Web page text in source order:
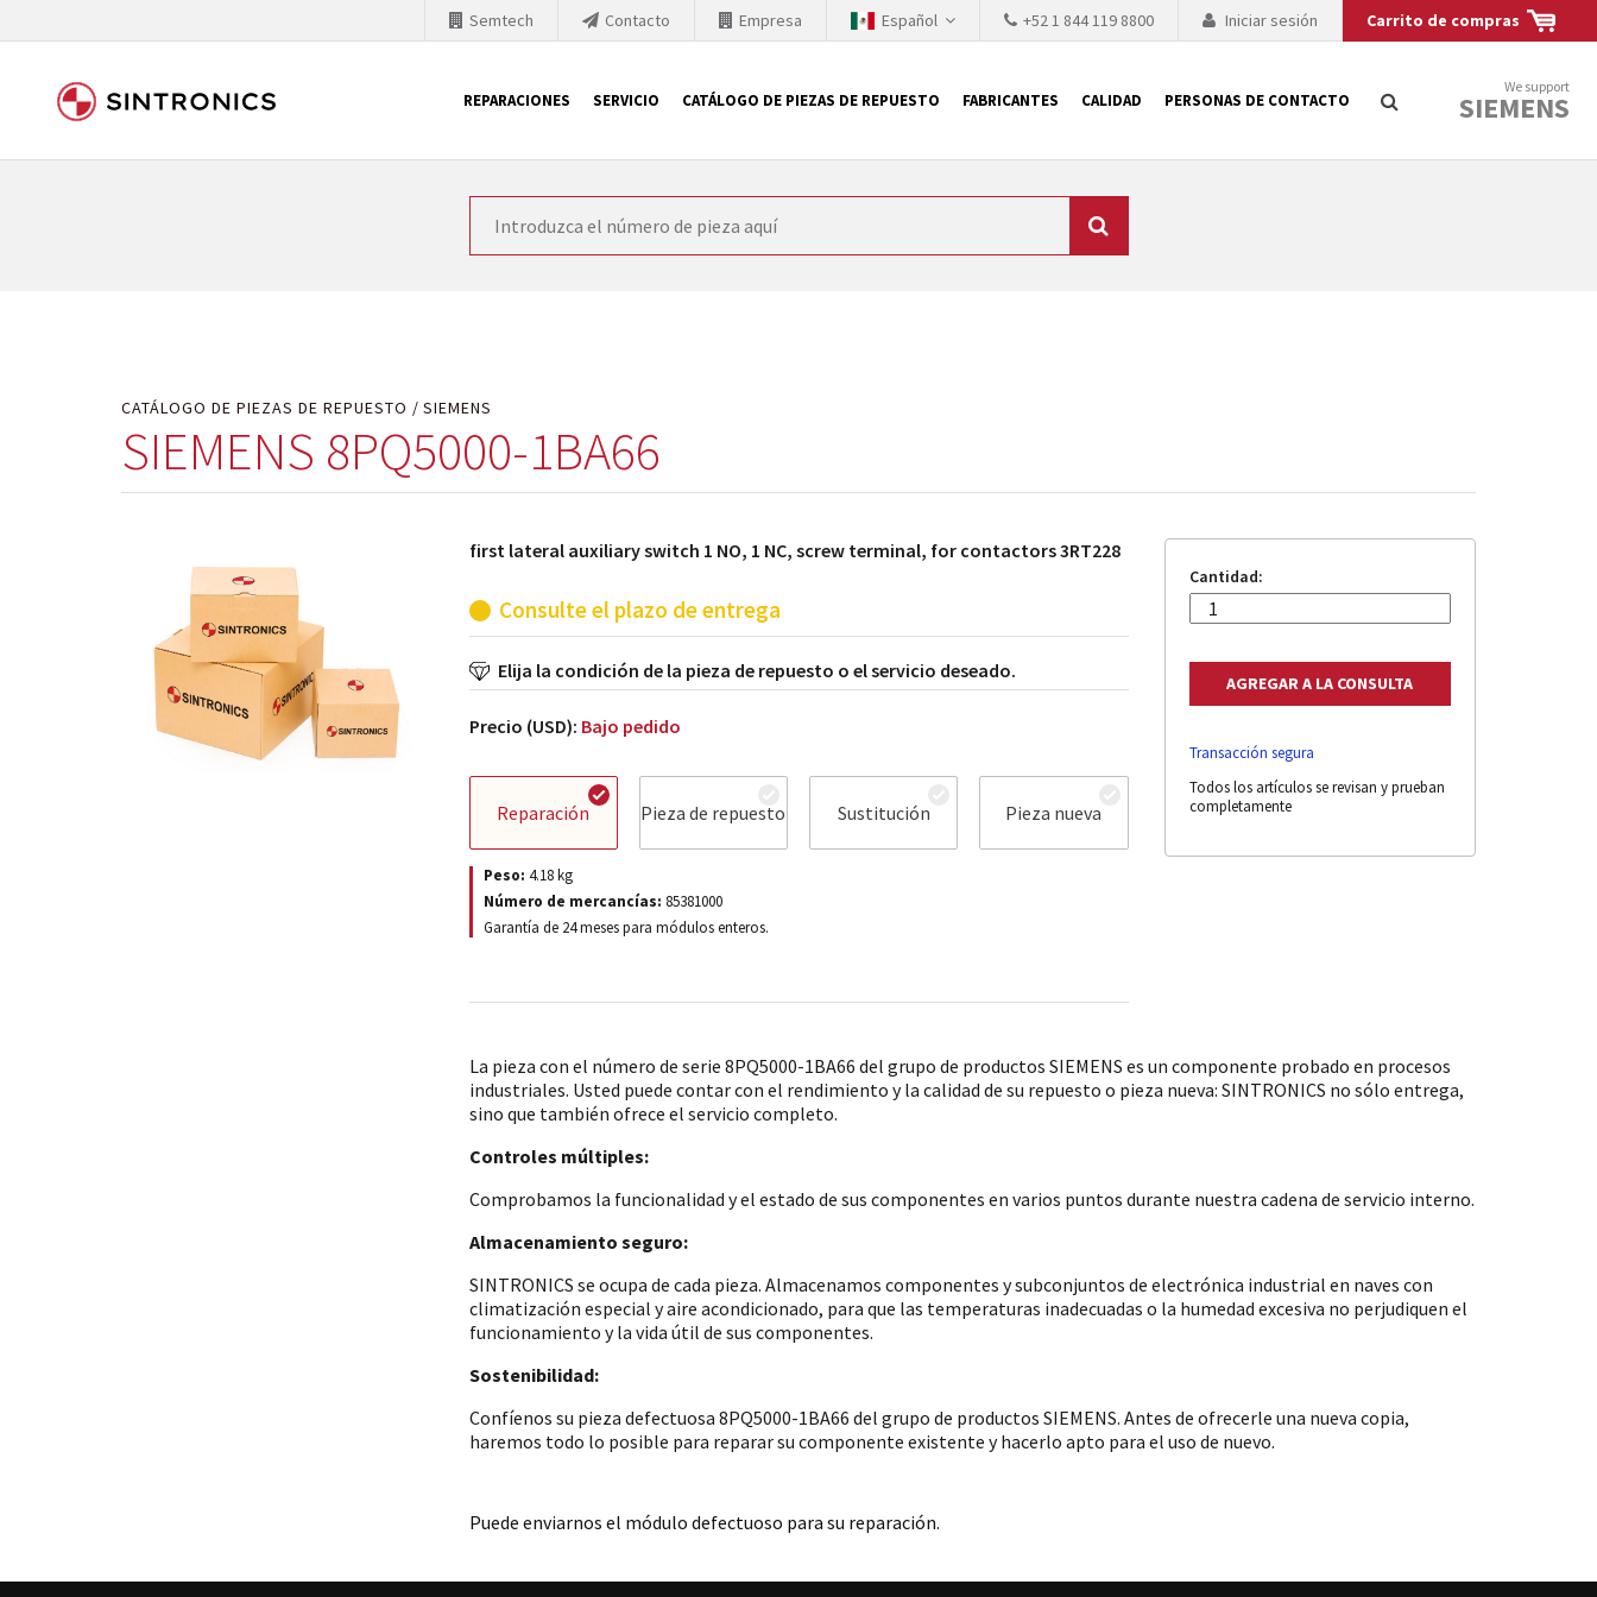
Carrito de compras
Iniciar sesión
+52 1 844 119 8800
Español
Empresa
Contacto
Semtech
REPARACIONES SERVICIO CATÁLOGO DE PIEZAS DE REPUESTO FABRICANTES CALIDAD PERSONAS DE CONTACTO
We support
SIEMENS
Nuestra colaboración con SIEMENS
de módulos descontinuados por módulos del propio almacén.
CATÁLOGO DE PIEZAS DE REPUESTO SIEMENS
SIEMENS 8PQ5000-1BA66
first lateral auxiliary switch 1 NO, 1 NC, screw terminal, for contactors 3RT228
Consulte el plazo de entrega
Elija la condición de la pieza de repuesto o el servicio deseado.
Precio (USD): Bajo pedido
Reparación Pieza de repuesto Sustitución Pieza nueva
Peso: 4.18kg
Número de mercancías: 85381000
Garantía de 24 meses para módulos enteros.
Cantidad:
Transacción segura
Todos los artículos se revisan y prueban
completamente
La pieza con el número de serie 8PQ5000-1BA66 del grupo de productos SIEMENS es un componente probado en procesos
industriales. Usted puede contar con el rendimiento y la calidad de su repuesto o pieza nueva: SINTRONICS no sólo entrega,
sino que también ofrece el servicio completo.
Controles múltiples:
Comprobamos la funcionalidad y el estado de sus componentes en varios puntos durante nuestra cadena de servicio interno.
Almacenamiento seguro:
SINTRONICS se ocupa de cada pieza. Almacenamos componentes y subconjuntos de electrónica industrial en naves con
climatización especial y aire acondicionado, para que las temperaturas inadecuadas o la humedad excesiva no perjudiquen el
funcionamiento y la vida útil de sus componentes.
Sostenibilidad:
Confíenos su pieza defectuosa 8PQ5000-1BA66 del grupo de productos SIEMENS. Antes de ofrecerle una nueva copia,
haremos todo lo posible para reparar su componente existente y hacerlo apto para el uso de nuevo.
Puede enviarnos el módulo defectuoso para su reparación.